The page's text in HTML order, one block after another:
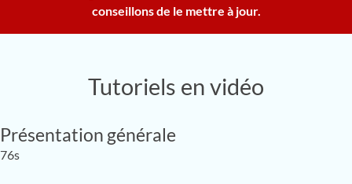
conseillons de le mettre à jour.
Tutoriels en vidéo
Présentation générale
76s